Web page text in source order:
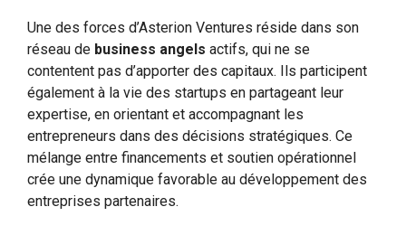
Une des forces d’Asterion Ventures réside dans son
réseau de business angels actifs, qui ne se
contentent pas d’apporter des capitaux. Ils participent
également à la vie des startups en partageant leur
expertise, en orientant et accompagnant les
entrepreneurs dans des décisions stratégiques. Ce
mélange entre financements et soutien opérationnel
crée une dynamique favorable au développement des
entreprises partenaires.